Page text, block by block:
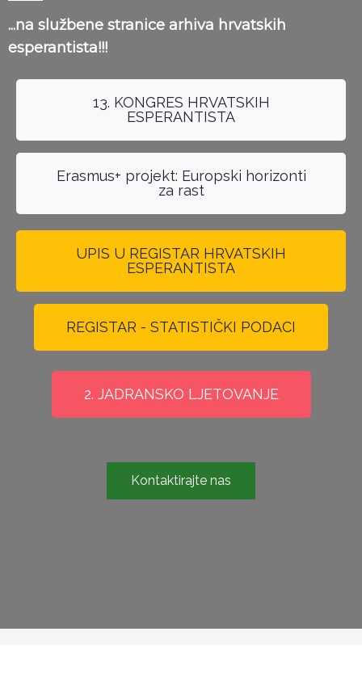
...na službene stranice arhiva hrvatskih
esperantista!!!
13. KONGRES HRVATSKIH
ESPERANTISTA
Erasmus+ projekt: Europski horizonti
za rast
UPIS U REGISTAR HRVATSKIH
ESPERANTISTA
REGISTAR - STATISTIČKI PODACI
2. JADRANSKO LJETOVANJE
Kontaktirajte nas